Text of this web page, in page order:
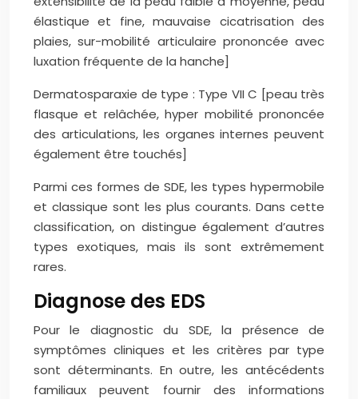
élastique et fine, mauvaise cicatrisation des
plaies, sur-mobilité articulaire prononcée avec
luxation fréquente de la hanche]
Dermatosparaxie de type : Type VII C [peau très
flasque et relâchée, hyper mobilité prononcée
des articulations, les organes internes peuvent
également être touchés]
Parmi ces formes de SDE, les types hypermobile
et classique sont les plus courants. Dans cette
classification, on distingue également d’autres
types exotiques, mais ils sont extrêmement
rares.
Diagnose des EDS
Pour le diagnostic du SDE, la présence de
symptômes cliniques et les critères par type
sont déterminants. En outre, les antécédents
familiaux peuvent fournir des informations